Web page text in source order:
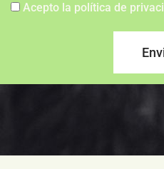
Acepto la política de